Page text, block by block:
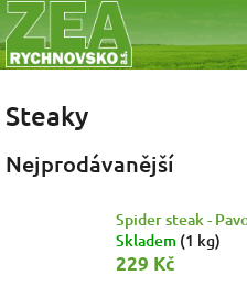
Přejít
na
obsah
Steaky
Nejprodávanější
Spider steak -
Skladem (1 kg)
229 Kč